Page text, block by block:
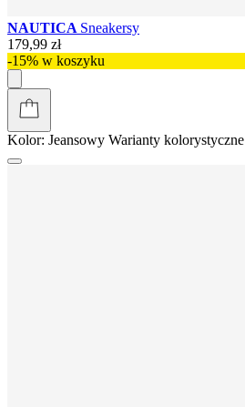
NAUTICA Sneakersy
179,99 zł
-15% w koszyku
Kolor: Jeansowy Warianty kolorystyczne